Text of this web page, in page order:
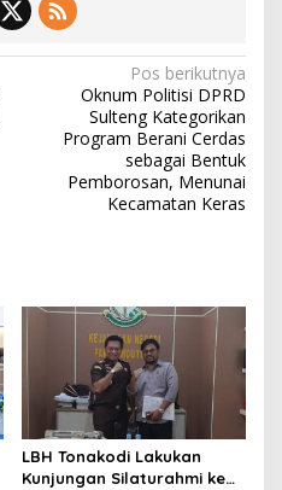
Pos berikutnya
Oknum Politisi DPRD
Sulteng Kategorikan
Program Berani Cerdas
sebagai Bentuk
Pemborosan, Menunai
Kecamatan Keras
LBH Tonakodi Lakukan
Kunjungan Silaturahmi ke